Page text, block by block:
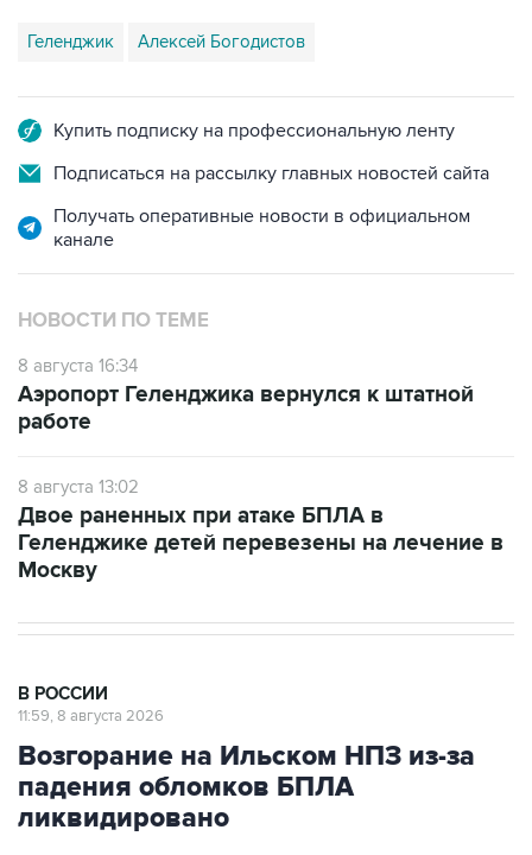
Геленджик Алексей Богодистов
Купить подписку на профессиональную ленту
Подписаться на рассылку главных новостей сайта
Получать оперативные новости в официальном
канале
НОВОСТИ ПО ТЕМЕ
8 августа 16:34
Аэропорт Геленджика вернулся к штатной
работе
8 августа 13:02
Двое раненных при атаке БПЛА в
Геленджике детей перевезены на лечение в
Москву
В РОССИИ
11:59, 8 августа 2026
Возгорание на Ильском НПЗ из-за
падения обломков БПЛА
ликвидировано